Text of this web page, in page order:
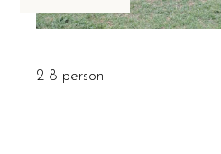
2-8 person